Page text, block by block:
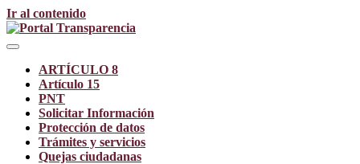
Ir al contenido
ARTÍCULO 8
Artículo 15
PNT
Solicitar Información
Protección de datos
Trámites y servicios
Quejas ciudadanas